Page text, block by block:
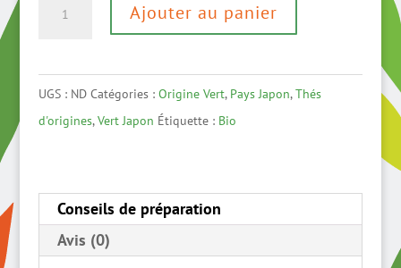
grand
cru
Ajouter au panier
UGS : ND Catégories : Origine Vert, Pays Japon,Thés
d'origines,Vert Japon Étiquette : Bio
Conseils de préparation
Avis (0)